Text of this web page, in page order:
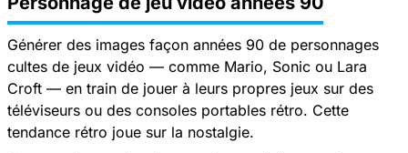
Générer des images façon années 90 de personnages
cultes de jeux vidéo — comme Mario, Sonic ou Lara
Croft — en train de jouer à leurs propres jeux sur des
téléviseurs ou des consoles portables rétro. Cette
tendance rétro joue sur la nostalgie.